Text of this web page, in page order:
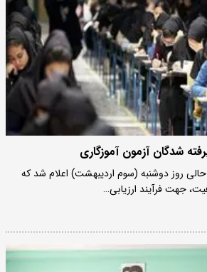
شدگان آزمون آموزگاری
حالی روز دوشنبه (سوم اردیبهشت) اعلام شد که
جهت فرآیند ارزیابی…